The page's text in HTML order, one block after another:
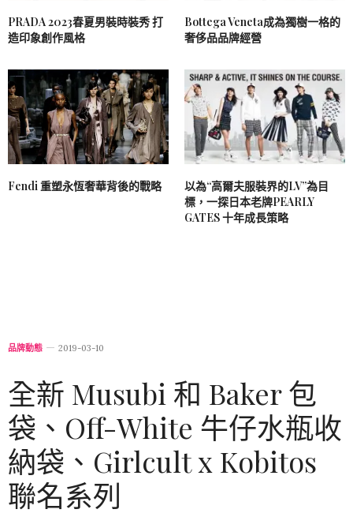
PRADA 2023春夏男裝時裝秀 打
造印象創作風格
Bottega Veneta成為獨樹一格的
奢侈品品牌經營
Fendi 重塑永恆奢華背後的戰略
以為“高爾夫服裝界的LV”為目
標，一探日本老牌PEARLY
GATES 十年成長策略
品牌動態 2019-03-10
全新 Musubi 和 Baker 包
袋、Off-White 牛仔水瓶收
納袋、Girlcult x Kobitos
聯名系列